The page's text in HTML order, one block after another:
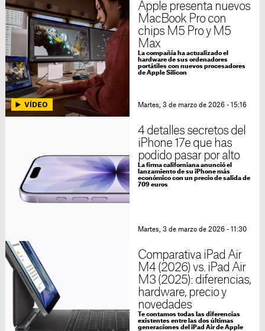
Apple presenta nuevos
MacBook Pro con
chips M5 Pro y M5
Max
La compañía ha actualizado el
hardware de sus ordenadores
portátiles con nuevos procesadores
de Apple Silicon
Martes, 3 de marzo de 2026 - 15:16
4 detalles secretos del
iPhone 17e que has
podido pasar por alto
La firma californiana anunció el
lanzamiento de su iPhone más
económico con un precio de salida de
709 euros
Martes, 3 de marzo de 2026 - 11:30
Comparativa iPad Air
M4 (2026) vs. iPad Air
M3 (2025): diferencias,
hardware, precio y
novedades
Te contamos todas las diferencias
existentes entre las dos últimas
generaciones del iPad Air de Apple